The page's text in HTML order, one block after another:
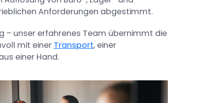
Anforderungen abgestimmt.
– unser erfahrenes Team übernimmt die
mit einer Transport, einer
einer Hand.